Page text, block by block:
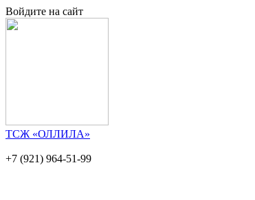
Войдите на сайт
ТСЖ «ОЛЛИЛА»
+7 (921) 964-51-99